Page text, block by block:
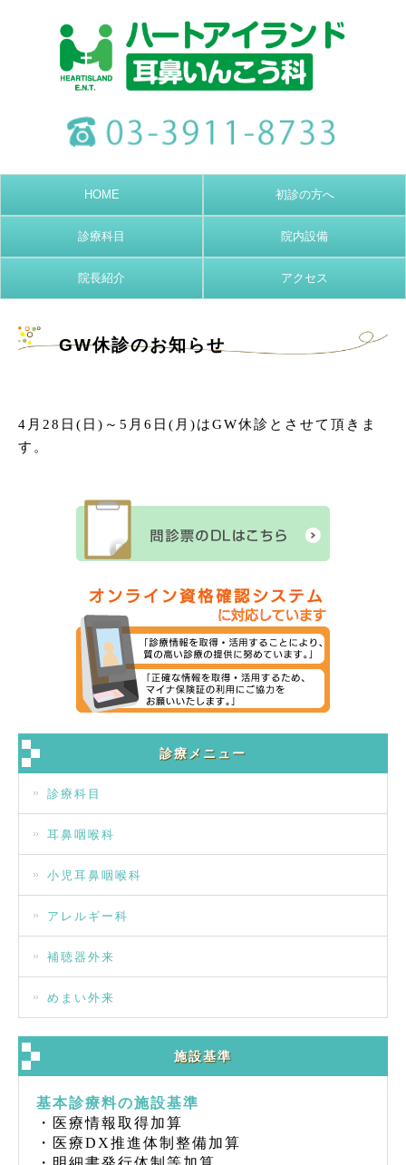
HOME 初診の方へ
診療科目 院内設備
院長紹介 アクセス
GW休診のお知らせ
4月28日(日)～5月6日(月)はGW休診とさせて頂きま
す。
診療メニュー
診療科目
耳鼻咽喉科
小児耳鼻咽喉科
アレルギー科
補聴器外来
めまい外来
施設基準
基本診療料の施設基準
・医療情報取得加算
・医療DX推進体制整備加算